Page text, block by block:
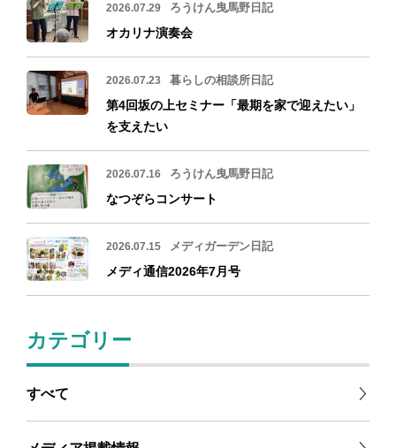
2026.07.29 ろうけん曳馬野日記
オカリナ演奏会
2026.07.23 暮らしの相談所日記
第4回坂の上セミナー「最期を家で迎えたい」
を支えたい
2026.07.16 ろうけん曳馬野日記
なつぞらコンサート
2026.07.15 メディガーデン日記
メディ通信2026年7月号
カテゴリー
すべて